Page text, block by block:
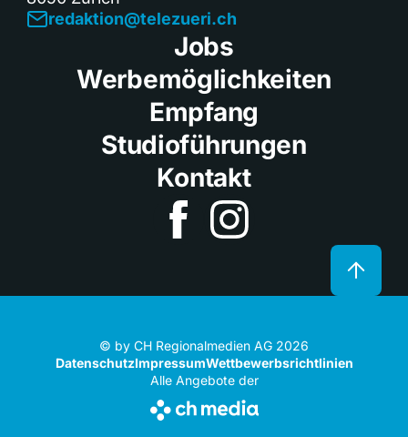
redaktion@telezueri.ch
Jobs
Werbemöglichkeiten
Empfang
Studioführungen
Kontakt
© by CH Regionalmedien AG 2026
DatenschutzImpressumWettbewerbsrichtlinien
Alle Angebote der